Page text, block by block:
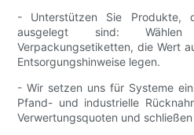
- Unterstützen Sie Produkte,
ausgelegt sind:
Verpackungsetiketten, die Wert
Entsorgungshinweise legen.
- Wir setzen uns für Systeme
Pfand- und industrielle
Verwertungsquoten und